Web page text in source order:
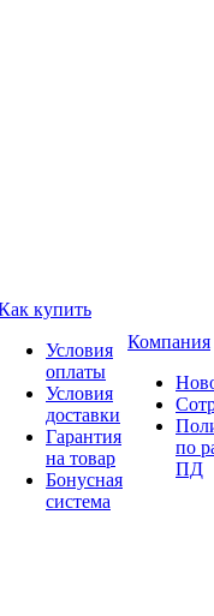
купить
Условия
оплаты
Условия
доставки
Гарантия
на товар
Бонусная
система
Компания
по
ПД